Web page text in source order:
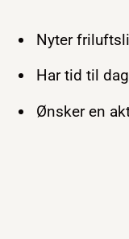
Nyter
Har tid til
Ønsker en